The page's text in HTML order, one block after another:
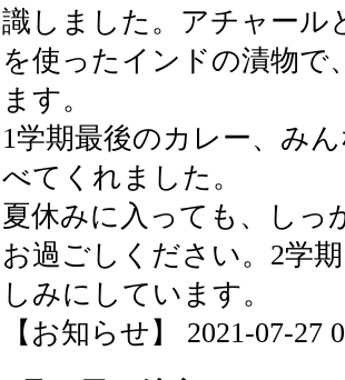
識しました。アチャール
を使ったインドの漬物で
ます。
1学期最後のカレー、み
べてくれました。
夏休みに入っても、しっ
お過ごしください。2学
しみにしています。
【お知らせ】 2021-07-27